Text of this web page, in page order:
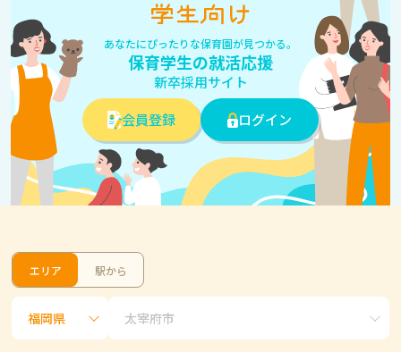
あなたにぴったりな保育園が見つかる。
保育学生の就活応援
新卒採用サイト
会員登録
ログイン
エリア 駅から